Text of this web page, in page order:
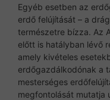
Egyéb esetben az
erdő felújítását – a
természetre bízza. Az
előtt is hatályban lévő
amely kivételes
erdőgazdálkodónak a
mesterséges
megfontolását mutatja